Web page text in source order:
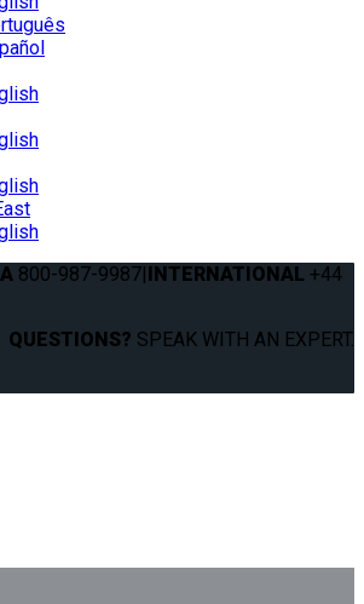
800-987-9987|INTERNATIONAL +44
QUESTIONS? SPEAK WITH AN EXPERT.